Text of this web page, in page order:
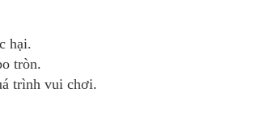
hại.
tròn.
trình vui chơi.